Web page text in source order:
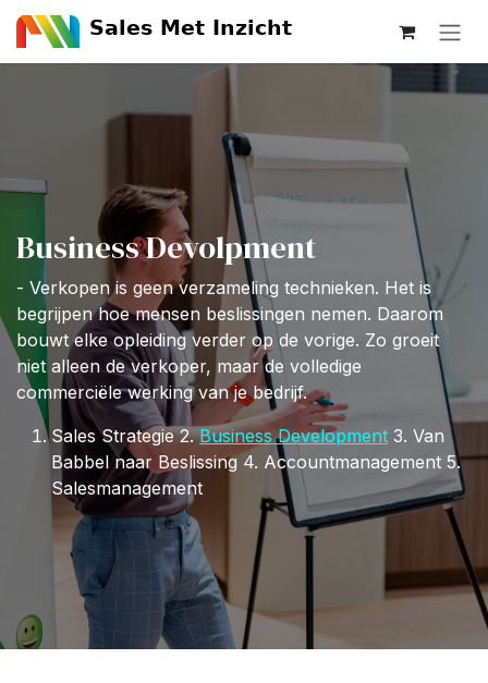
Overslaan naar inhoud
Business Devolpment
- Verkopen is geen verzameling technieken. Het is
begrijpen hoe mensen beslissingen nemen. Daarom
bouwt elke opleiding verder op de vorige. Zo groeit
niet alleen de verkoper, maar de volledige
commerciële werking van je bedrijf.
Sales Strategie2.Business Development 3. Van
Babbel naar Beslissing 4. Accountmanagement 5.
Salesmanagement